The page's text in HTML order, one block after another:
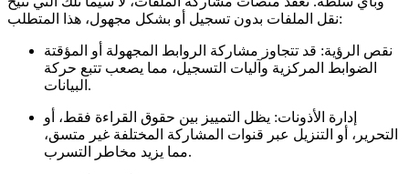
نقل الملفات بدون تسجيل أو بشكل مجهول، هذا المتطلب:
نقص الرؤية: قد تتجاوز مشاركة الروابط المجهولة أو المؤقتة
الضوابط المركزية وآليات التسجيل، مما يصعب تتبع حركة
البيانات.
إدارة الأذونات: يظل التمييز بين حقوق القراءة فقط، أو
التحرير، أو التنزيل عبر قنوات المشاركة المختلفة غير متسق،
مما يزيد مخاطر التسرب.